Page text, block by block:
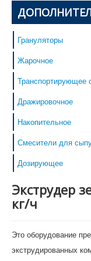
Грануляторы
Жарочное
Транспортирующее
Дражировочное
Накопительное
Смесители для
Дозирующее
Экструдер
кг/ч
Это оборудование
экструдированных